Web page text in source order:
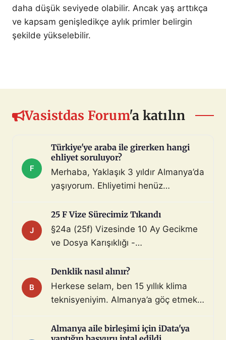
daha düşük seviyede olabilir. Ancak yaş arttıkça
ve kapsam genişledikçe aylık primler belirgin
şekilde yükselebilir.
Vasistdas Forum'a katılın
F
Türkiye'ye araba ile girerken hangi
ehliyet soruluyor?
Merhaba, Yaklaşık 3 yıldır Almanya’da
yaşıyorum. Ehliyetimi henüz
çoktan halletmem gerekiyordu ama
maalesef yapmadım). Diyelim ki bir
araç satın aldım ve gerekli tüm
ehliyeti olan biri aracı kullanarak beni
Türkiye sınır […]
J
25 F Vize Sürecimiz Tıkandı
§24a (25f) Vizesinde 10 Ay Gecikme
ve Dosya Karışıklığı -
Merhaba, §24a BeschV (Profesyonel
Sürücü) vize sürecimizde 10 ayı
geride bıraktık ve çıkmaza girdik.
Özeti: Başvuru: 29.08.2025 (İstanbul
iDATA - Aile dahil). Dosyada […]
B
Denklik nasıl alınır?
Herkese selam, ben 15 yıllık klima
teknisyeniyim. Almanya’a göç etmek
topladım ve yeminli almanca tercüme
Almanya aile birleşimi için iData'ya